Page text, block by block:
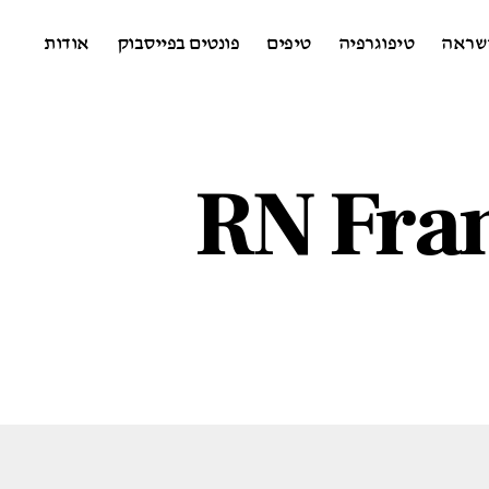
טיפוגרפיה טיפים פונטים בפייסבוק אודות
RN